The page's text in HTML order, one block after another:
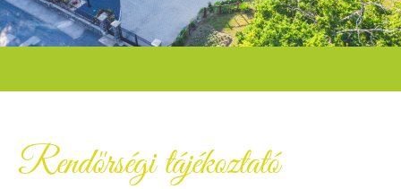
Rendőrségi tájékoztató